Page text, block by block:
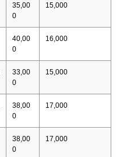
35,00
0
15,000
40,00
0
16,000
33,00
0
15,000
38,00
0
17,000
38,00
0
17,000